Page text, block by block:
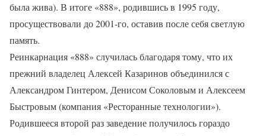
была жива). В итоге «888», родившись в 1995 году,
просуществовали до 2001-го, оставив после себя светлую
память.
Реинкарнация «888» случилась благодаря тому, что их
прежний владелец Алексей Казаринов объединился с
Александром Гинтером, Денисом Соколовым и Алексеем
Быстровым (компания «Ресторанные технологии»).
Родившееся второй раз заведение получилось гораздо